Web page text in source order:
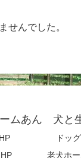
せんでした。
ムあん 犬と
ドッ
老犬ホ